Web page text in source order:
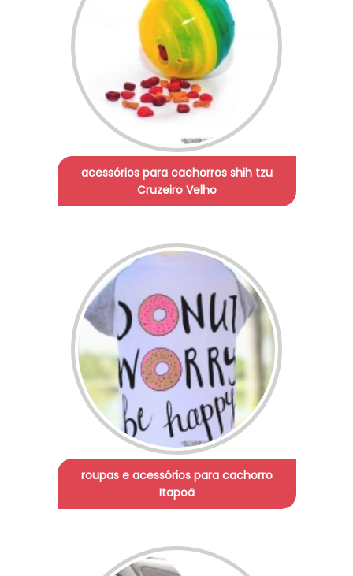
acessórios para cachorros shih tzu
Cruzeiro Velho
roupas e acessórios para cachorro
Itapoã